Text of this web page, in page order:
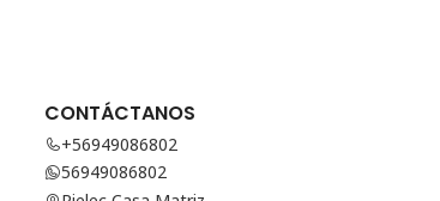
CONTÁCTANOS
+56949086802
56949086802